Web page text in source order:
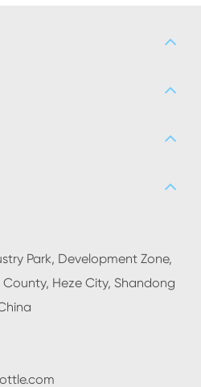
Park, Development Zone,
Heze City, Shandong